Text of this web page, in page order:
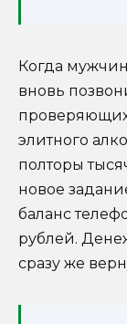
Когда
вновь
элитного
полторы
новое
баланс
рублей.
сразу же